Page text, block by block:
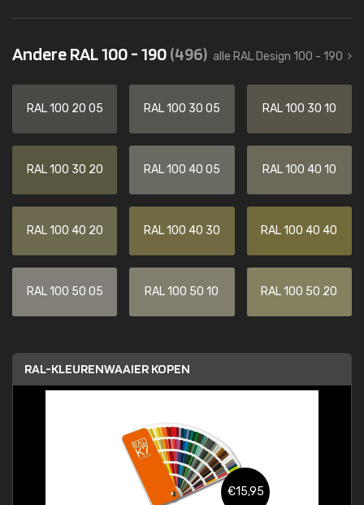
Andere RAL 100 - 190(496) alle RAL Design 100 - 190
RAL 100 20 05 RAL 100 30 05 RAL 100 30 10
RAL 100 30 20 RAL 100 40 05 RAL 100 40 10
RAL 100 40 20 RAL 100 40 30 RAL 100 40 40
RAL 100 50 05 RAL 100 50 10 RAL 100 50 20
RAL-KLEURENWAAIER KOPEN
€15,95